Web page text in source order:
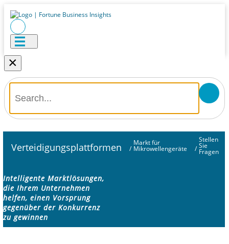
×
Verteidigungsplattformen /
Markt für
Mikrowellengeräte /
Stellen
Sie
Fragen
Intelligente Marktlösungen,
die Ihrem Unternehmen
helfen, einen Vorsprung
gegenüber der Konkurrenz
zu gewinnen